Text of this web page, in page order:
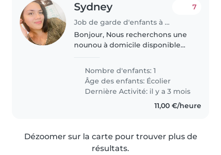
Sydney
Job de garde d'enfants à Bain-de-Bretagne
7
Bonjour, Nous recherchons une
nounou à domicile disponible
6:30-7:15 voir 8:30 selon le profil
et ce qui arrange les deux partie
c'est une garde pour..
Nombre d'enfants: 1
Âge des enfants: Écolier
Dernière Activité: il y a 3 mois
11,00 €/heure
Dézoomer sur la carte pour trouver plus de
résultats.